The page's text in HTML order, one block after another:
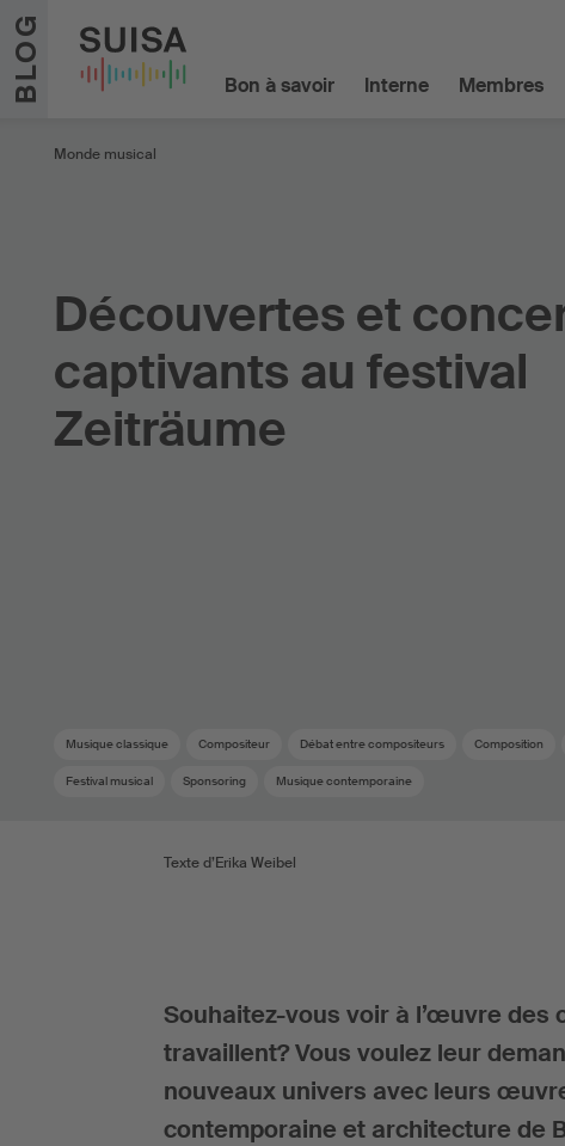
Aller au contenu
BLOG Bon à savoir Interne Membres
Monde musical
Découvertes et
captivants au festival
Zeiträume
Musique classique Compositeur Débat entre compositeurs Composition
Festival musical Sponsoring Musique contemporaine
Texte d’Erika Weibel
Souhaitez-vous voir à l’œuvre des
travaillent? Vous voulez leur
nouveaux univers avec leurs
contemporaine et architecture de